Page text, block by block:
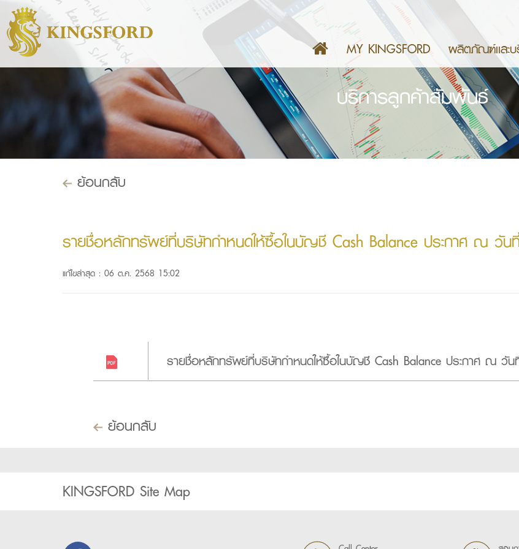
MY KINGSFORD ผลิตภัณฑ์เเละ
บริการลูกค้าสัมพันธ์
ย้อนกลับ
รายชื่อหลักทรัพย์ที่บริษัทกำหนดให้ซื้อในบัญชี Cash Balance ประกาศ ณ วั
แก้ไขล่าสุด : 06 ต.ค. 2568 15:02
รายชื่อหลักทรัพย์ที่บริษัทกำหนดให้ซื้อในบัญชี Cash Balance ประกาศ ณ วั
ย้อนกลับ
KINGSFORD Site Map